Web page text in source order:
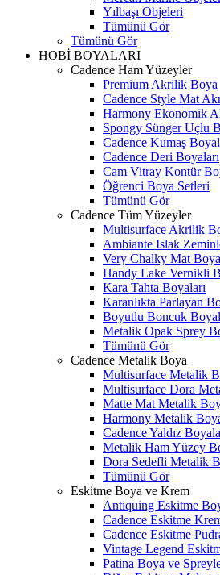
Yılbaşı Objeleri
Tümünü Gör
Tümünü Gör
HOBİ BOYALARI
Cadence Ham Yüzeyler
Premium Akrilik Boya
Cadence Style Mat
Harmony Ekonomik
Spongy Sünger Uçlu
Cadence Kumaş
Cadence Deri Boyaları
Cam Vitray Kontür
Öğrenci Boya Setleri
Tümünü Gör
Cadence Tüm Yüzeyler
Multisurface Akrilik
Ambiante Islak
Very Chalky Mat
Handy Lake Vernikli
Kara Tahta Boyaları
Karanlıkta Parlayan
Boyutlu Boncuk
Metalik Opak Sprey
Tümünü Gör
Cadence Metalik Boya
Multisurface Metalik
Multisurface Dora
Matte Mat Metalik
Harmony Metalik
Cadence Yaldız
Metalik Ham Yüzey
Dora Sedefli Metalik
Tümünü Gör
Eskitme Boya ve Krem
Antiquing Eskitme
Cadence Eskitme
Cadence Eskitme
Vintage Legend
Patina Boya ve